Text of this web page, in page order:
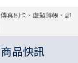
傳真刷卡、虛擬轉帳、郵
商品快訊